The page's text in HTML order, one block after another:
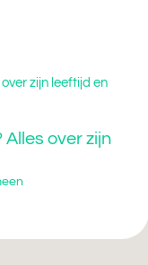
Alles over zijn